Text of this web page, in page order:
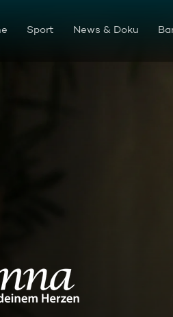
Sport News & Doku